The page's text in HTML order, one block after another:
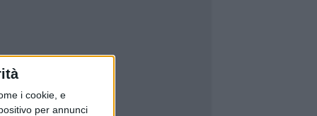
i cookie, e
per annunci